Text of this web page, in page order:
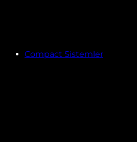
Compact Sistemler